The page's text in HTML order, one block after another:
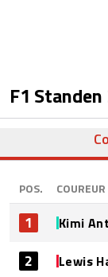
F1 Standen
POS. COUREUR
1 Kimi
2 Lewis